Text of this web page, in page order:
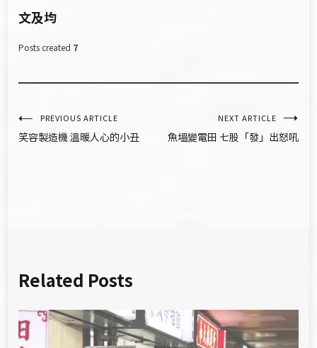
文及均
Posts created 7
文
章
PREVIOUS ARTICLE
笑容製造機 溫暖人心的小丑
NEXT ARTICLE
魚塭變電田 七股「發」出怒吼
Related Posts